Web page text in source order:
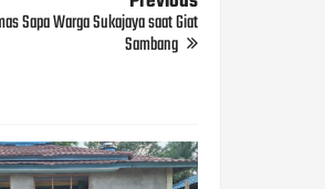
Sapa Warga Sukajaya saat Giat
Sambang